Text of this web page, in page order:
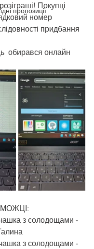
пропозиції
Покупці
номер
придбання
з солодощами -
з солодощами -